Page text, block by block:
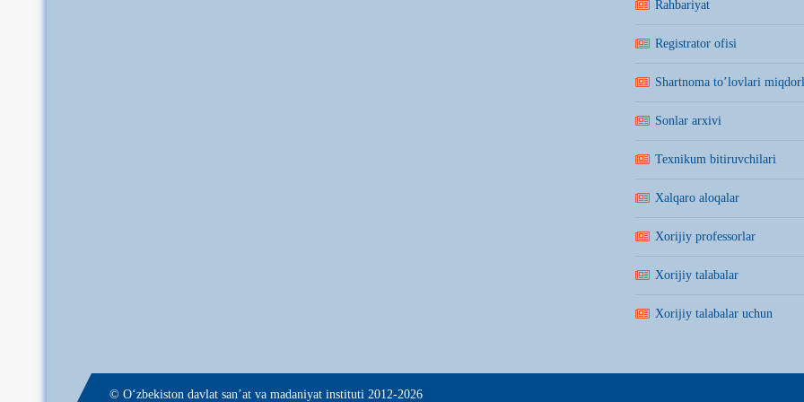
Rahbariyat
Registrator ofisi
Shartnoma to’lovlari
Sonlar arxivi
Texnikum bitiruvchilari
Xalqaro aloqalar
Xorijiy professorlar
Xorijiy talabalar
Xorijiy talabalar uchun
© О‘zbekiston davlat san’at va madaniyat instituti 2012-2026